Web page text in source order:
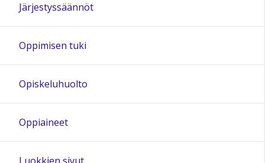
Järjestyssäännöt
Oppimisen tuki
Opiskeluhuolto
Oppiaineet